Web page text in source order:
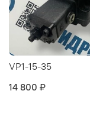
VP1-15-35
14 800 ₽